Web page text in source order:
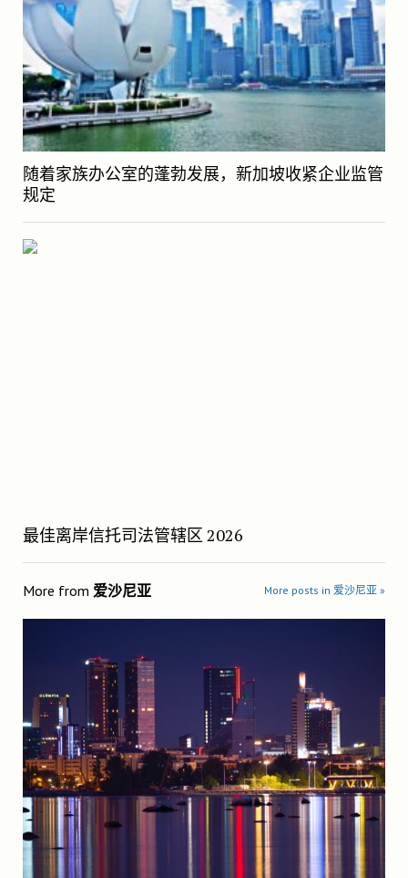
随着家族办公室的蓬勃发展，新加坡收紧企业监管
规定
最佳离岸信托司法管辖区 2026
More from 爱沙尼亚 More posts in 爱沙尼亚 »